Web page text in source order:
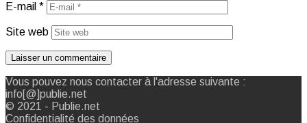
E-mail *
Site web
Vous pouvez nous contacter à l'adresse suivante :
info[@]publie.net
© 2021 - Publie.net
Confidentialité des données